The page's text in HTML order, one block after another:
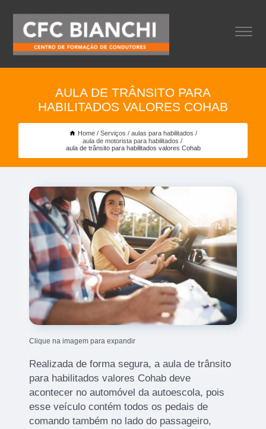
AULA DE TRÂNSITO PARA
HABILITADOS VALORES COHAB
Home Serviços
aulas para habilitados
aula de motorista para habilitados
aula de trânsito para habilitados valores Cohab
Clique na imagem para expandir
Realizada de forma segura, a aula de trânsito
para habilitados valores Cohab deve
acontecer no automóvel da autoescola, pois
esse veículo contém todos os pedais de
comando também no lado do passageiro,